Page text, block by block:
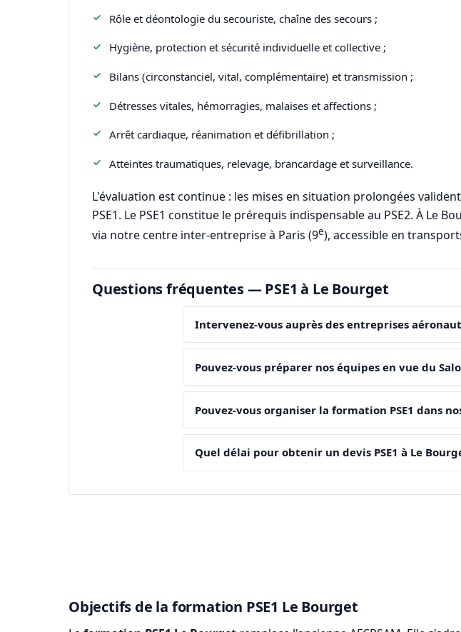
Rôle et déontologie du secouriste, chaîne des secours ;
Hygiène, protection et sécurité individuelle et collective ;
Bilans (circonstanciel, vital, complémentaire) et transmission ;
Détresses vitales, hémorragies, malaises et affections ;
Arrêt cardiaque, réanimation et défibrillation ;
Atteintes traumatiques, relevage, brancardage et surveillance.
L'évaluation est continue : les mises en situation prolongées
PSE1. Le PSE1 constitue le prérequis indispensable au PSE2. À
via notre centre inter-entreprise à Paris (9e), accessible en
Questions fréquentes — PSE1 à Le Bourget
Intervenez-vous auprès des entreprises
Pouvez-vous préparer nos équipes en vue du
Pouvez-vous organiser la formation PSE1 dans
Quel délai pour obtenir un devis PSE1 à Le
Objectifs de la formation PSE1 Le Bourget